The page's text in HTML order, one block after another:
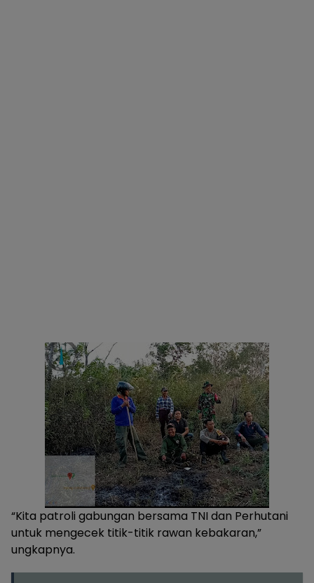
“Kita patroli gabungan bersama TNI dan Perhutani
untuk mengecek titik-titik rawan kebakaran,”
ungkapnya.